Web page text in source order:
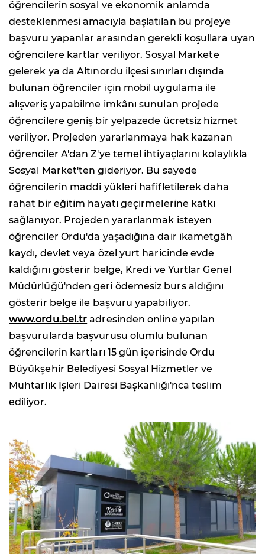
öğrencilerin sosyal ve ekonomik anlamda
desteklenmesi amacıyla başlatılan bu projeye
başvuru yapanlar arasından gerekli koşullara uyan
öğrencilere kartlar veriliyor. Sosyal Markete
gelerek ya da Altınordu ilçesi sınırları dışında
bulunan öğrenciler için mobil uygulama ile
alışveriş yapabilme imkânı sunulan projede
öğrencilere geniş bir yelpazede ücretsiz hizmet
veriliyor. Projeden yararlanmaya hak kazanan
öğrenciler A'dan Z'ye temel ihtiyaçlarını kolaylıkla
Sosyal Market'ten gideriyor. Bu sayede
öğrencilerin maddi yükleri hafifletilerek daha
rahat bir eğitim hayatı geçirmelerine katkı
sağlanıyor. Projeden yararlanmak isteyen
öğrenciler Ordu'da yaşadığına dair ikametgâh
kaydı, devlet veya özel yurt haricinde evde
kaldığını gösterir belge, Kredi ve Yurtlar Genel
Müdürlüğü'nden geri ödemesiz burs aldığını
gösterir belge ile başvuru yapabiliyor.
www.ordu.bel.tr adresinden online yapılan
başvurularda başvurusu olumlu bulunan
öğrencilerin kartları 15 gün içerisinde Ordu
Büyükşehir Belediyesi Sosyal Hizmetler ve
Muhtarlık İşleri Dairesi Başkanlığı'nca teslim
ediliyor.